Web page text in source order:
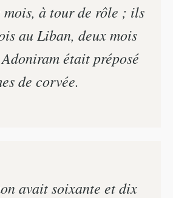
à tour de rôle ; ils
au Liban, deux mois
était préposé
de corvée.
avait soixante et dix